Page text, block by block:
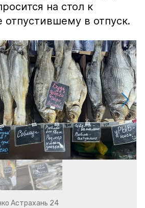
на стол к
отпустившему в отпуск.
Астрахань 24